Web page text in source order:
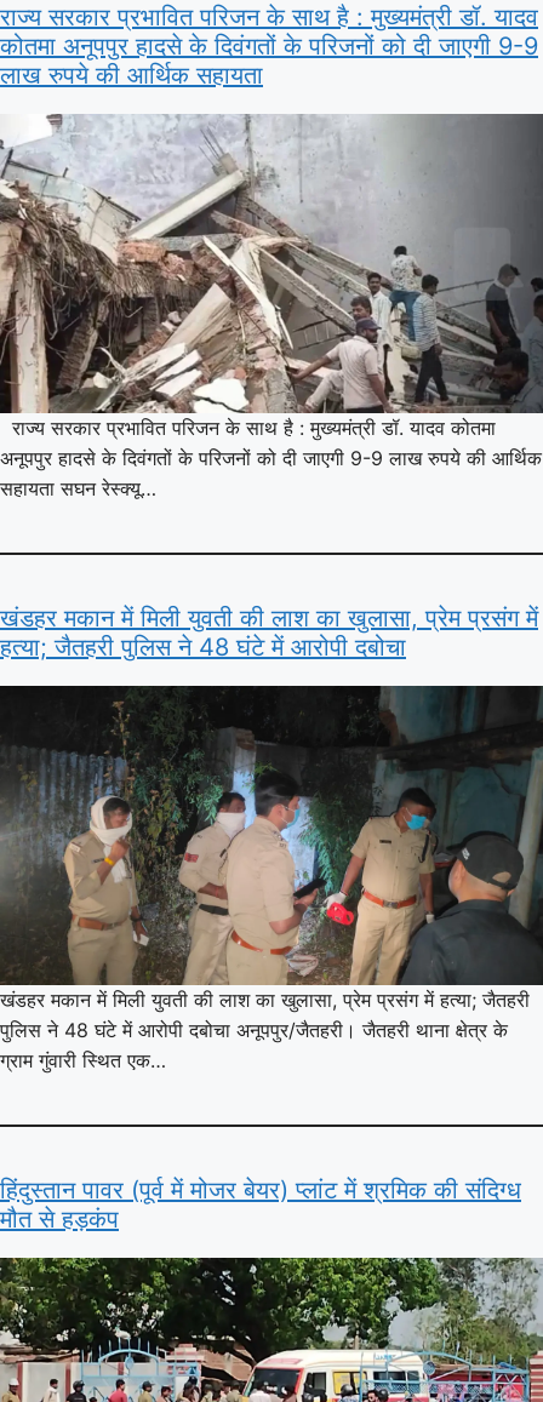
राज्य सरकार प्रभावित परिजन के साथ है : मुख्यमंत्री डॉ. यादव
कोतमा अनूपपुर हादसे के दिवंगतों के परिजनों को दी जाएगी 9-9
लाख रुपये की आर्थिक सहायता
राज्य सरकार प्रभावित परिजन के साथ है : मुख्यमंत्री डॉ. यादव कोतमा
अनूपपुर हादसे के दिवंगतों के परिजनों को दी जाएगी 9-9 लाख रुपये की आर्थिक
सहायता सघन रेस्क्यू…
खंडहर मकान में मिली युवती की लाश का खुलासा, प्रेम प्रसंग में
हत्या; जैतहरी पुलिस ने 48 घंटे में आरोपी दबोचा
खंडहर मकान में मिली युवती की लाश का खुलासा, प्रेम प्रसंग में हत्या; जैतहरी
पुलिस ने 48 घंटे में आरोपी दबोचा अनूपपुर/जैतहरी। जैतहरी थाना क्षेत्र के
ग्राम गुंवारी स्थित एक…
हिंदुस्तान पावर (पूर्व में मोजर बेयर) प्लांट में श्रमिक की संदिग्ध
मौत से हड़कंप